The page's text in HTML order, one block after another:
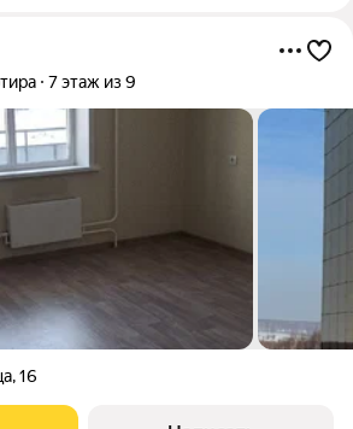
7 этаж из 9
,16